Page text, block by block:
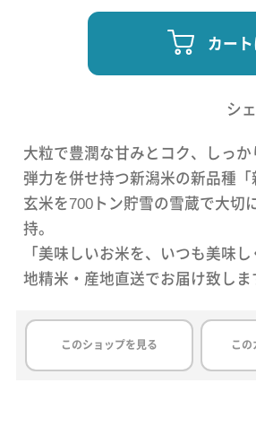
カー
シ
大粒で豊潤な甘みとコク、しっか
弾力を併せ持つ新潟米の新品種「
玄米を700トン貯雪の雪蔵で大切
持。
「美味しいお米を、いつも美味
地精米・産地直送でお届け致しま
このショップを見る この